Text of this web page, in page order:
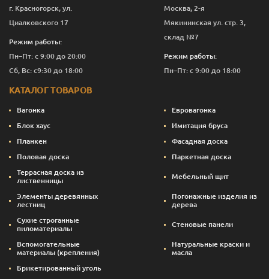
г. Красногорск, ул.
Циалковского 17
Режим работы:
Пн–Пт: с 9:00 до 20:00
Сб, Вс: с9:30 до 18:00
Москва, 2-я
Мякининская ул. стр. 3,
склад №7
Режим работы:
Пн–Пт: с 9:00 до 18:00
КАТАЛОГ ТОВАРОВ
Вагонка
Евровагонка
Блок хаус
Имитация бруса
Планкен
Фасадная доска
Половая доска
Паркетная доска
Террасная доска из
лиственницы
Мебельный щит
Элементы деревянных
лестниц
Погонажные изделия из
дерева
Сухие строганные
пиломатериалы
Стеновые панели
Вспомогательные
материалы (крепления)
Натуральные краски и
масла
Брикетированный уголь